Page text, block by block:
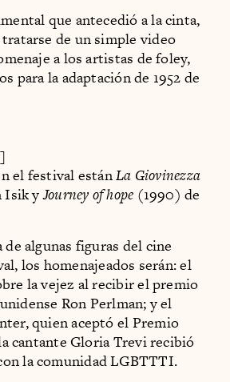
que antecedió a la cinta,
de un simple video
a los artistas de foley,
para la adaptación de 1952 de
el festival estánLa Giovinezza
Isik yJourney of hope (1990) de
algunas figuras del cine
los homenajeados serán: el
la vejez al recibir el premio
Ron Perlman; y el
quien aceptó el Premio
cantante Gloria Trevi recibió
la comunidad LGBTTTI.